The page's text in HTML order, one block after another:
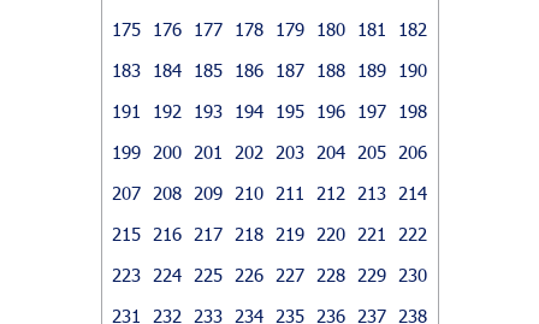
175
176 177 178 179 180 181
182
183
184 185 186 187 188 189
190
191
192 193 194 195 196 197
198
199
200 201 202 203 204 205
206
207
208 209 210 211 212 213
214
215
216 217 218 219 220 221
222
223
224 225 226 227 228 229
230
231
232 233 234 235 236 237
238